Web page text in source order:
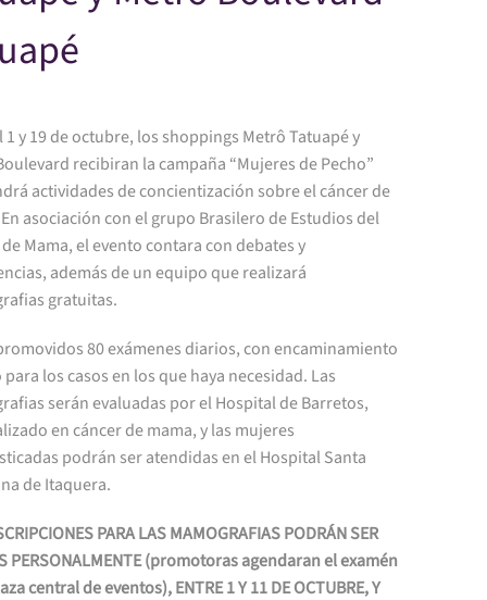
1 y 19 de octubre, los shoppings Metrô Tatuapé y
recibiran la campaña “Mujeres de Pecho”
actividades de concientización sobre el cáncer de
asociación con el grupo Brasilero de Estudios del
Mama, el evento contara con debates y
además de un equipo que realizará
gratuitas.
80 exámenes diarios, con encaminamiento
los casos en los que haya necesidad. Las
serán evaluadas por el Hospital de Barretos,
en cáncer de mama, y las mujeres
podrán ser atendidas en el Hospital Santa
de Itaquera.
PARA LAS MAMOGRAFIAS PODRÁN SER
PERSONALMENTE (promotoras agendaran el examén
central de eventos), ENTRE 1 Y 11 DE OCTUBRE, Y